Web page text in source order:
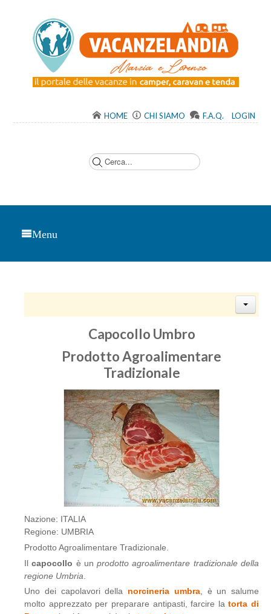
HOME CHI SIAMO F.A.Q. LOGIN
Menu
Capocollo Umbro
Prodotto Agroalimentare
Tradizionale
Nazione: ITALIA
Regione: UMBRIA
Prodotto Agroalimentare Tradizionale.
Il capocollo è unprodotto agroalimentare tradizionale della
regione Umbria
Uno dei capolavori della norcineria umbra, è un salume
molto apprezzato per preparare antipasti, farcire la torta di